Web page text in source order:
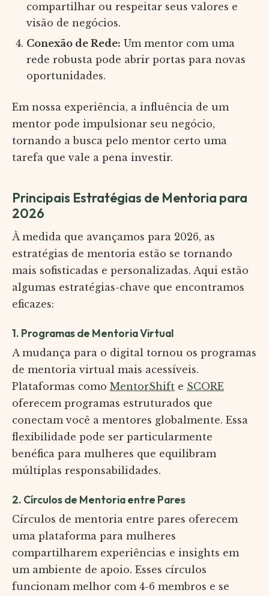
compartilhar ou respeitar seus valores e
visão de negócios.
Conexão de Rede: Um mentor com uma
rede robusta pode abrir portas para novas
oportunidades.
Em nossa experiência, a influência de um
mentor pode impulsionar seu negócio,
tornando a busca pelo mentor certo uma
tarefa que vale a pena investir.
Principais Estratégias de Mentoria para
2026
À medida que avançamos para 2026, as
estratégias de mentoria estão se tornando
mais sofisticadas e personalizadas. Aqui estão
algumas estratégias-chave que encontramos
eficazes:
1. Programas de Mentoria Virtual
A mudança para o digital tornou os programas
de mentoria virtual mais acessíveis.
Plataformas como MentorShift e SCORE
oferecem programas estruturados que
conectam você a mentores globalmente. Essa
flexibilidade pode ser particularmente
benéfica para mulheres que equilibram
múltiplas responsabilidades.
2. Círculos de Mentoria entre Pares
Círculos de mentoria entre pares oferecem
uma plataforma para mulheres
compartilharem experiências e insights em
um ambiente de apoio. Esses círculos
funcionam melhor com 4-6 membros e se